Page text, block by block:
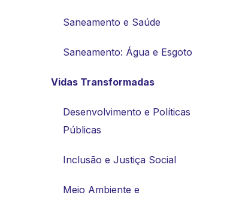
Saneamento e Saúde
Saneamento: Água e Esgoto
Vidas Transformadas
Desenvolvimento e Políticas
Públicas
Inclusão e Justiça Social
Meio Ambiente e